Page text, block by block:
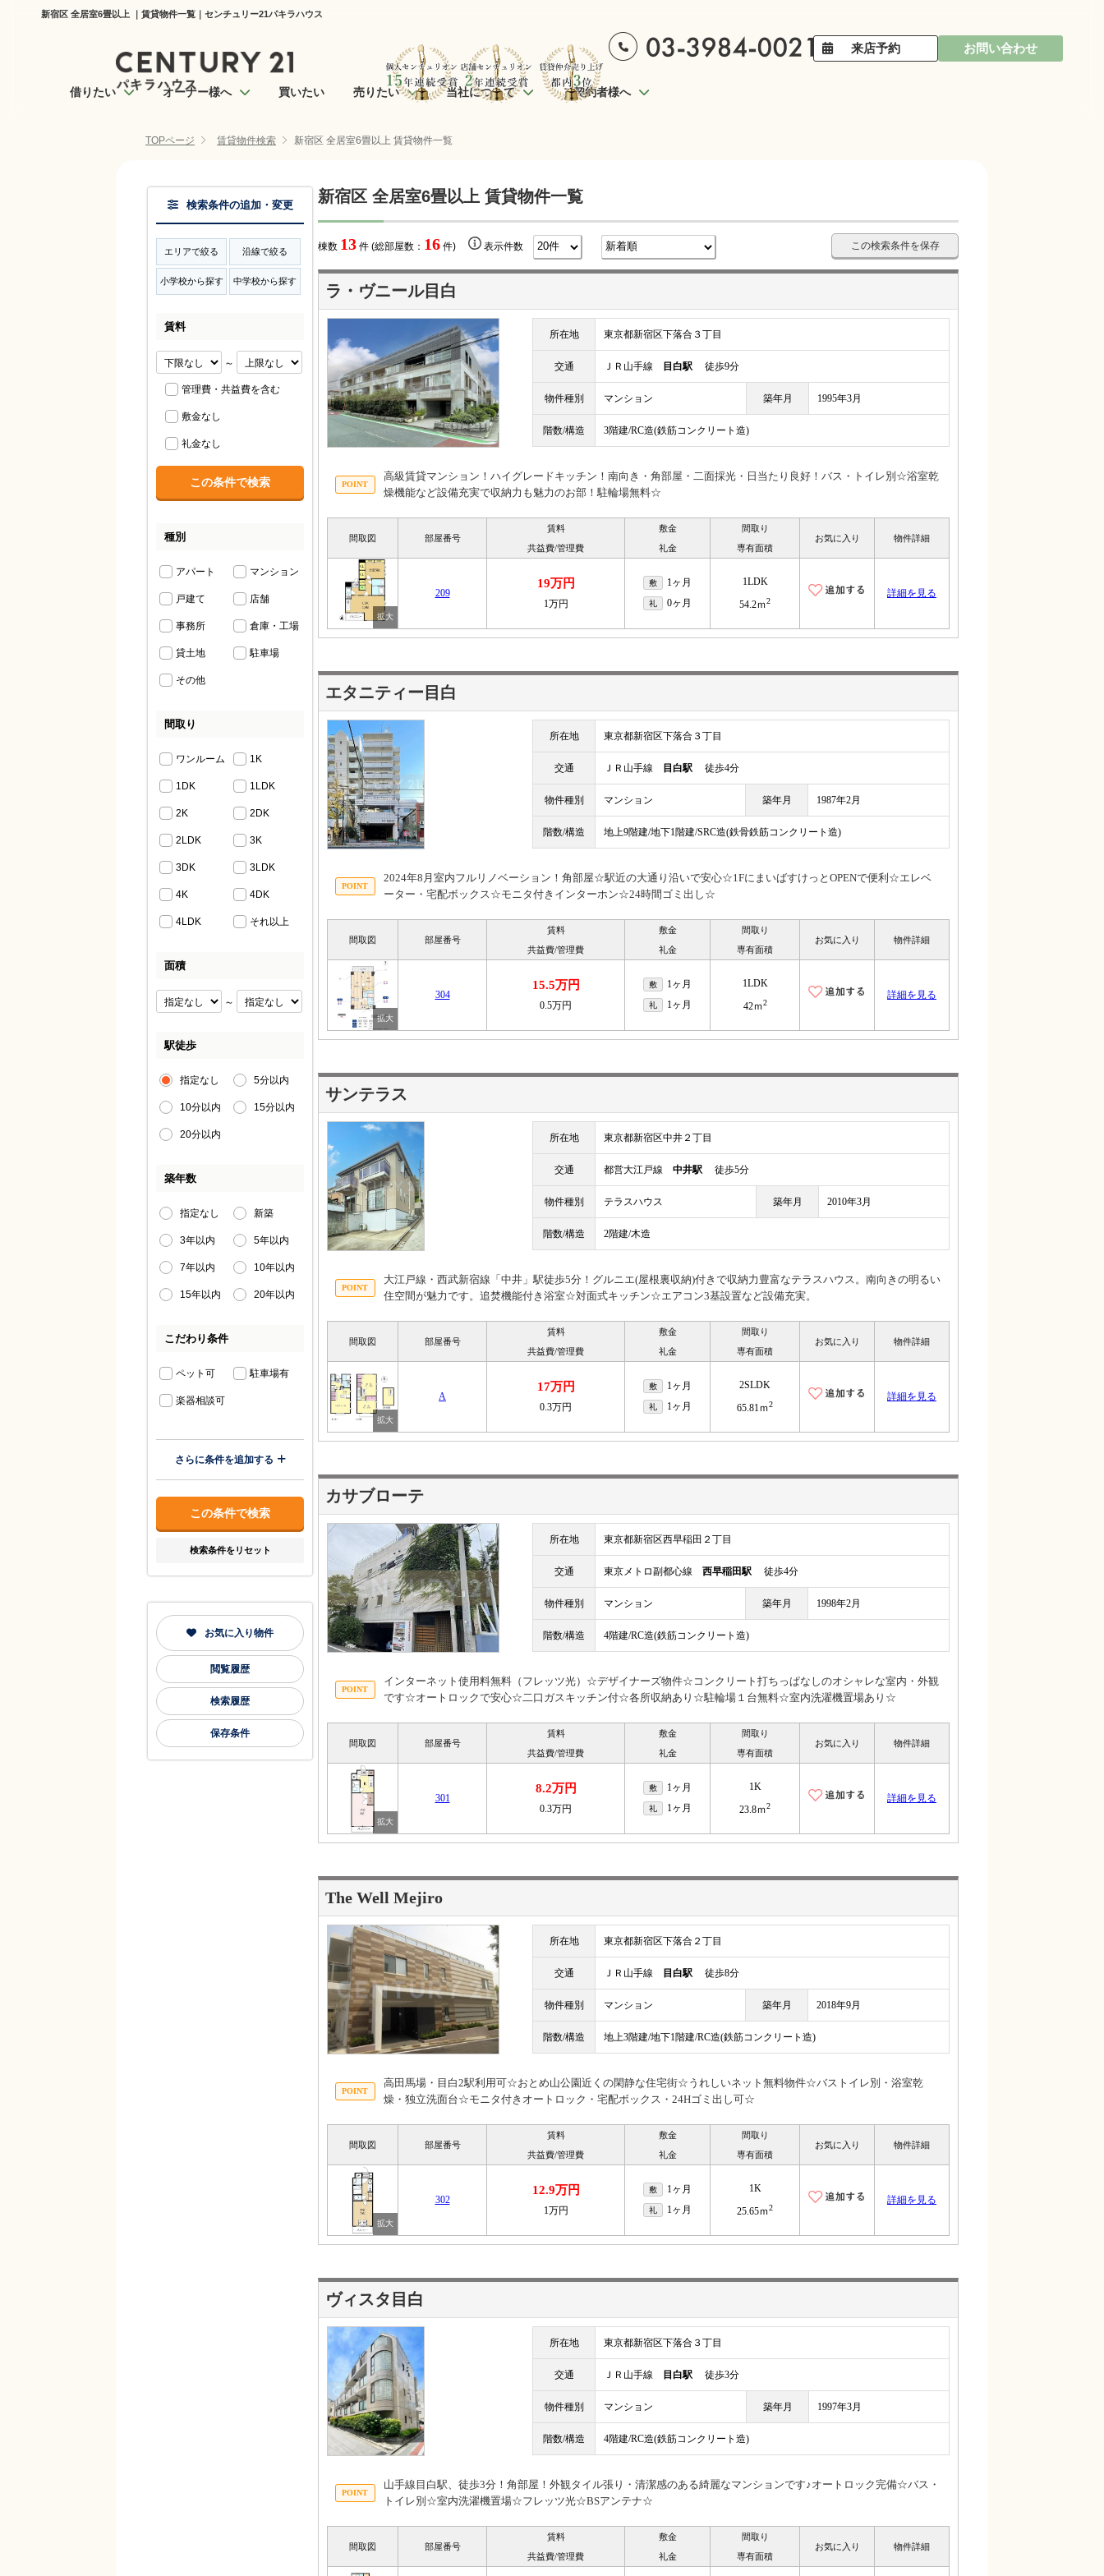
新宿区 全居室6畳以上 ｜賃貸物件一覧｜センチュリー21パキラハウス
来店予約 お問い合わせ
借りたい オーナー様へ 買いたい 売りたい 当社について ご契約者様へ
TOPページ 賃貸物件検索 新宿区 全居室6畳以上 賃貸物件一覧
新宿区 全居室6畳以上 賃貸物件一覧
棟数 13 件 (総部屋数： 16 件) 表示件数 この検索条件を保存
ラ・ヴニール目白
所在地 東京都新宿区下落合３丁目
交通 ＪＲ山手線 目白駅 徒歩9分
物件種別 マンション 築年月 1995年3月
階数/構造 3階建/RC造(鉄筋コンクリート造)
高級賃貸マンション！ハイグレードキッチン！南向き・角部屋・二面採光・日当たり良好！バス・トイレ別☆浴室乾
燥機能など設備充実で収納力も魅力のお部！駐輪場無料☆
間取図 部屋番号
賃料
共益費/管理費
敷金
礼金
間取り
専有面積
お気に入り 物件詳細
209
19万円
1万円
敷 1ヶ月
礼 0ヶ月
1LDK
54.2ｍ2
詳細を見る
エタニティー目白
所在地 東京都新宿区下落合３丁目
交通 ＪＲ山手線 目白駅 徒歩4分
物件種別 マンション 築年月 1987年2月
階数/構造 地上9階建/地下1階建/SRC造(鉄骨鉄筋コンクリート造)
2024年8月室内フルリノベーション！角部屋☆駅近の大通り沿いで安心☆1FにまいばすけっとOPENで便利☆エレベ
ーター・宅配ボックス☆モニタ付きインターホン☆24時間ゴミ出し☆
間取図 部屋番号
賃料
共益費/管理費
敷金
礼金
間取り
専有面積
お気に入り 物件詳細
304
15.5万円
0.5万円
敷 1ヶ月
礼 1ヶ月
1LDK
42ｍ2
詳細を見る
サンテラス
所在地 東京都新宿区中井２丁目
交通 都営大江戸線 中井駅 徒歩5分
物件種別 テラスハウス 築年月 2010年3月
階数/構造 2階建/木造
大江戸線・西武新宿線「中井」駅徒歩5分！グルニエ(屋根裏収納)付きで収納力豊富なテラスハウス。南向きの明るい
住空間が魅力です。追焚機能付き浴室☆対面式キッチン☆エアコン3基設置など設備充実。
間取図 部屋番号
賃料
共益費/管理費
敷金
礼金
間取り
専有面積
お気に入り 物件詳細
A
17万円
0.3万円
敷 1ヶ月
礼 1ヶ月
2SLDK
65.81ｍ2
詳細を見る
カサブローテ
所在地 東京都新宿区西早稲田２丁目
交通 東京メトロ副都心線 西早稲田駅 徒歩4分
物件種別 マンション 築年月 1998年2月
階数/構造 4階建/RC造(鉄筋コンクリート造)
インターネット使用料無料（フレッツ光）☆デザイナーズ物件☆コンクリート打ちっぱなしのオシャレな室内・外観
です☆オートロックで安心☆二口ガスキッチン付☆各所収納あり☆駐輪場１台無料☆室内洗濯機置場あり☆
間取図 部屋番号
賃料
共益費/管理費
敷金
礼金
間取り
専有面積
お気に入り 物件詳細
301
8.2万円
0.3万円
敷 1ヶ月
礼 1ヶ月
1K
23.8ｍ2
詳細を見る
The Well Mejiro
所在地 東京都新宿区下落合２丁目
交通 ＪＲ山手線 目白駅 徒歩8分
物件種別 マンション 築年月 2018年9月
階数/構造 地上3階建/地下1階建/RC造(鉄筋コンクリート造)
高田馬場・目白2駅利用可☆おとめ山公園近くの閑静な住宅街☆うれしいネット無料物件☆バストイレ別・浴室乾
燥・独立洗面台☆モニタ付きオートロック・宅配ボックス・24Hゴミ出し可☆
間取図 部屋番号
賃料
共益費/管理費
敷金
礼金
間取り
専有面積
お気に入り 物件詳細
302
12.9万円
1万円
敷 1ヶ月
礼 1ヶ月
1K
25.65ｍ2
詳細を見る
ヴィスタ目白
所在地 東京都新宿区下落合３丁目
交通 ＪＲ山手線 目白駅 徒歩3分
物件種別 マンション 築年月 1997年3月
階数/構造 4階建/RC造(鉄筋コンクリート造)
山手線目白駅、徒歩3分！角部屋！外観タイル張り・清潔感のある綺麗なマンションです♪オートロック完備☆バス・
トイレ別☆室内洗濯機置場☆フレッツ光☆BSアンテナ☆
間取図 部屋番号
賃料
共益費/管理費
敷金
礼金
間取り
専有面積
お気に入り 物件詳細
検索条件の追加・変更
エリアで絞る 沿線で絞る
小学校から探す 中学校から探す
賃料
～
管理費・共益費を含む
敷金なし
礼金なし
種別
アパート マンション
戸建て 店舗
事務所 倉庫・工場
貸土地 駐車場
その他
間取り
ワンルーム 1K
1DK 1LDK
2K 2DK
2LDK 3K
3DK 3LDK
4K 4DK
4LDK それ以上
面積
～
駅徒歩
指定なし 5分以内
10分以内 15分以内
20分以内
築年数
指定なし 新築
3年以内 5年以内
7年以内 10年以内
15年以内 20年以内
こだわり条件
ペット可 駐車場有
楽器相談可
さらに条件を追加する
検索条件をリセット
お気に入り物件
閲覧履歴
検索履歴
保存条件